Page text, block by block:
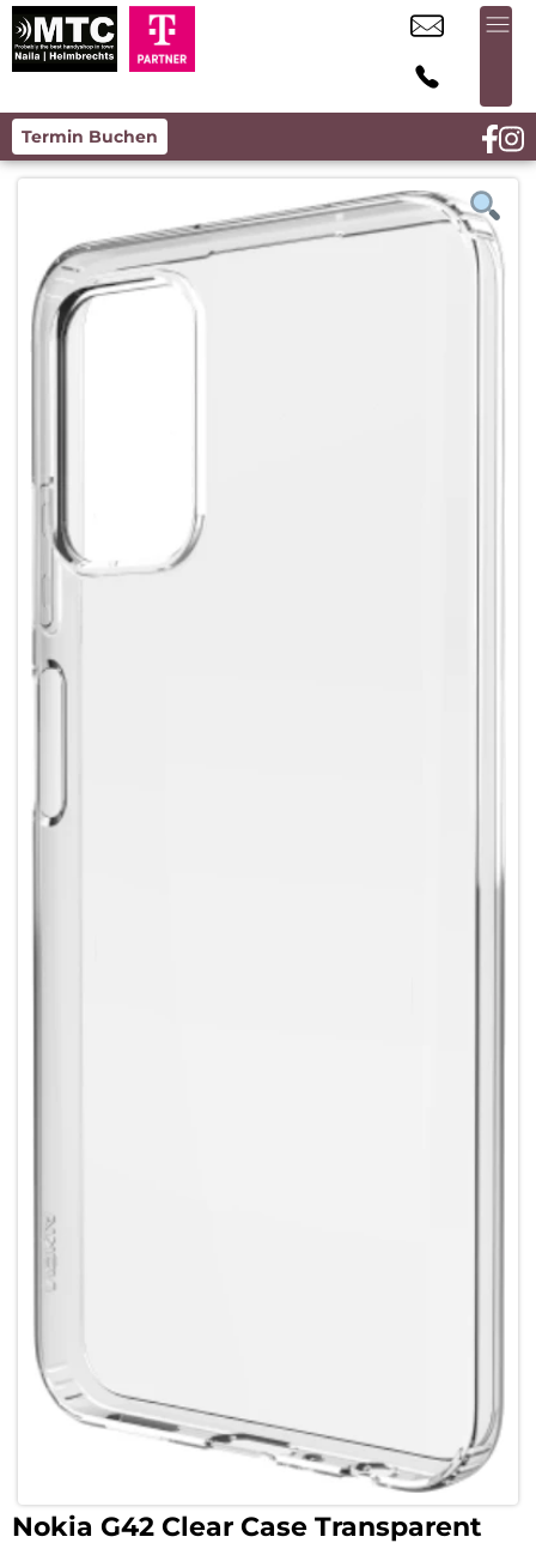
Termin Buchen
Nokia G42 Clear Case Transparent